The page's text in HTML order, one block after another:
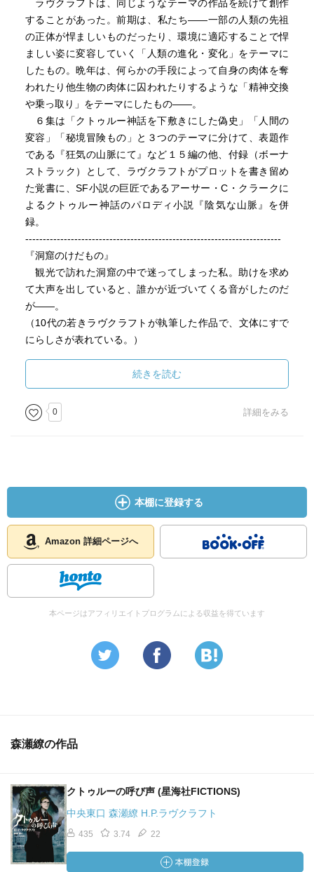
ラヴクラフトは、同じようなテーマの作品を続けて創作
することがあった。前期は、私たち――一部の人類の先祖
の正体が悍ましいものだったり、環境に適応することで悍
ましい姿に変容していく「人類の進化・変化」をテーマに
したもの。晩年は、何らかの手段によって自身の肉体を奪
われたり他生物の肉体に囚われたりするような「精神交換
や乗っ取り」をテーマにしたもの――。
６集は「クトゥルー神話を下敷きにした偽史」「人間の
変容」「秘境冒険もの」と３つのテーマに分けて、表題作
である『狂気の山脈にて』など１５編の他、付録（ボーナ
ストラック）として、ラヴクラフトがプロットを書き留め
た覚書に、SF小説の巨匠であるアーサー・C・クラークに
よるクトゥルー神話のパロディ小説『陰気な山脈』を併
録。
-------------------------------------------------------------------------
『洞窟のけだもの』
観光で訪れた洞窟の中で迷ってしまった私。助けを求め
て大声を出していると、誰かが近づいてくる音がしたのだ
が――。
（10代の若きラヴクラフトが執筆した作品で、文体にすで
にらしさが表れている。）
殺人を犯した男が精神病院に強制入院させられる。二重
人格を思わせる発作を起こす男にわたしは興味をひかれ、
ある試みを実行すると――。
『フアン・ロメロの変容』
私が働いていた鉱山で起きた大規模な陥没事故と、フア
ン・ロメロの変死事件。この二つを関連付けるかもしれな
い、私が見た奇妙な夢の内容とは――。
（ポーやマッケンなど、ラヴクラフトが影響を受けた先人
の作風が漂う内容。）
突如、焼身自殺を遂げた学者、アーサー・ジャーミン。
彼がそのような暴挙に走った原因とは――。
からわたしは仲間とともに、元凶と噂される館に乗り込む
ことに――。
（展開はホラーの王道で神話っぽさも感じられる。解説に
もある通り、実は何度か映像化されているのだが、設定は
大きく変えられているので、知らないとラヴクラフト原作
続きを読む
0 詳細をみる
本棚に登録する
Amazon 詳細ページへ
本ページはアフィリエイトプログラムによる収益を得ています
森瀬繚の作品
クトゥルーの呼び声 (星海社FICTIONS)
中央東口 森瀬繚 H.P.ラヴクラフト
435 3.74 22